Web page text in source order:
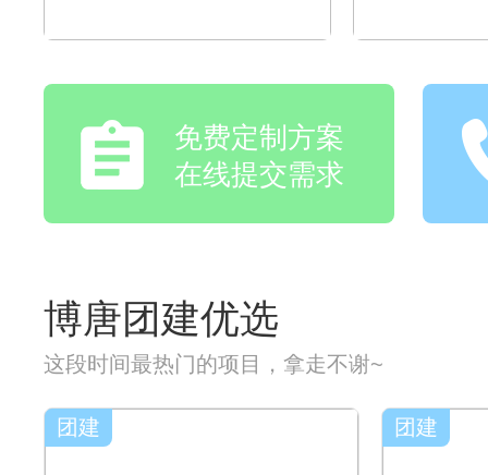
免费定制方案
在线提交需求
博唐团建优选
这段时间最热门的项目，拿走不谢~
团建 团建